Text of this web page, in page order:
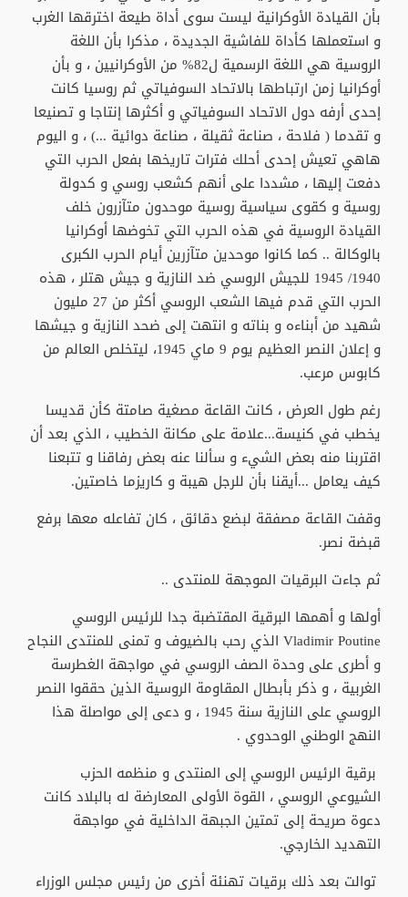
بأن القيادة الأوكرانية ليست سوى أداة طيعة اخترقها الغرب
و استعملها كأداة للفاشية الجديدة ، مذكرا بأن اللغة
الروسية هي اللغة الرسمية ل82% من الأوكرانيين ، و بأن
أوكرانيا زمن ارتباطها بالاتحاد السوفياتي ثم روسيا كانت
إحدى أرفه دول الاتحاد السوفياتي و أكثرها إنتاجا و تصنيعا
و تقدما ( فلاحة ، صناعة ثقيلة ، صناعة دوائية ...) ، و اليوم
هاهي تعيش إحدى أحلك فترات تاريخها بفعل الحرب التي
دفعت إليها ، مشددا على أنهم كشعب روسي و كدولة
روسية و كقوى سياسية روسية موحدون متآزرون خلف
القيادة الروسية في هذه الحرب التي تخوضها أوكرانيا
بالوكالة .. كما كانوا موحدين متآزرين أيام الحرب الكبرى
1940/ 1945 للجيش الروسي ضد النازية و جيش هتلر ، هذه
الحرب التي قدم فيها الشعب الروسي أكثر من 27 مليون
شهيد من أبناءه و بناته و انتهت إلى ضحد النازية و جيشها
و إعلان النصر العظيم يوم 9 ماي 1945، ليتخلص العالم من
كابوس مرعب.
رغم طول العرض ، كانت القاعة مصغية صامتة كأن قديسا
يخطب في كنيسة...علامة على مكانة الخطيب ، الذي بعد أن
اقتربنا منه بعض الشيء و سألنا عنه بعض رفاقنا و تتبعنا
كيف يعامل ...أيقنا بأن للرجل هيبة و كاريزما خاصتين.
وقفت القاعة مصفقة لبضع دقائق ، كان تفاعله معها برفع
قبضة نصر.
ثم جاءت البرقيات الموجهة للمنتدى ..
أولها و أهمها البرقية المقتضبة جدا للرئيس الروسي
Vladimir Poutine الذي رحب بالضيوف و تمنى للمنتدى النجاح
و أطرى على وحدة الصف الروسي في مواجهة الغطرسة
الغربية ، و ذكر بأبطال المقاومة الروسية الذين حققوا النصر
الروسي على النازية سنة 1945 ، و دعى إلى مواصلة هذا
النهج الوطني الوحدوي .
برقية الرئيس الروسي إلى المنتدى و منظمه الحزب
الشيوعي الروسي ، القوة الأولى المعارضة له بالبلاد كانت
دعوة صريحة إلى تمتين الجبهة الداخلية في مواجهة
التهديد الخارجي.
توالت بعد ذلك برقيات تهنئة أخرى من رئيس مجلس الوزراء